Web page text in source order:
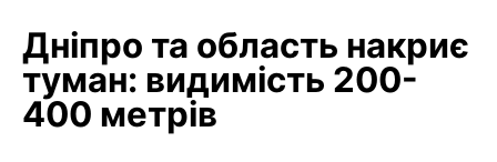
Дніпро та область накриє
туман: видимість 200-
400 метрів